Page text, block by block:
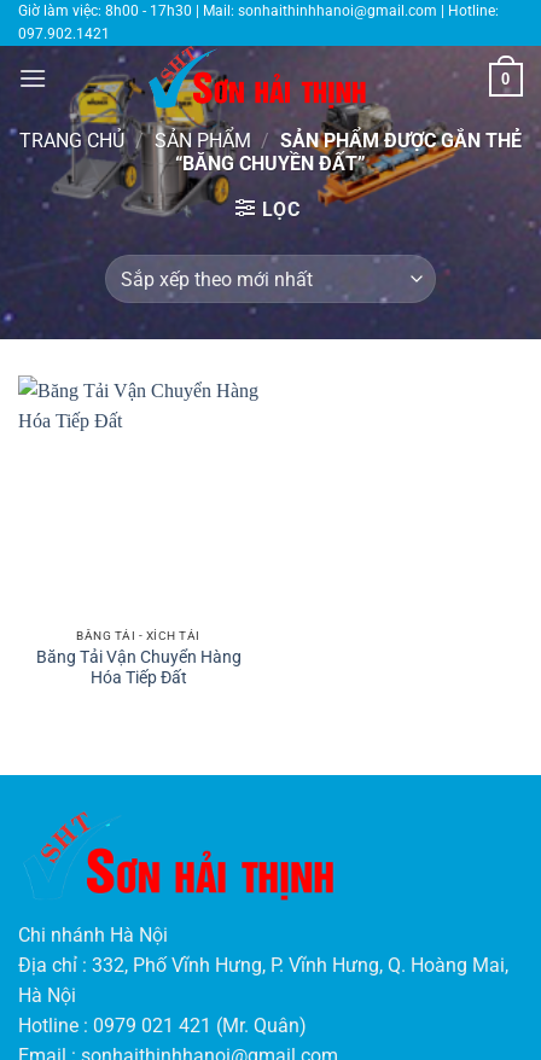
Bỏ
qua
nội
Giờ làm việc: 8h00 - 17h30 | Mail: sonhaithinhhanoi@gmail.com | Hotline:
097.902.1421
0
TRANG CHỦ / SẢN PHẨM / SẢN PHẨM ĐƯỢC GẮN THẺ
“BĂNG CHUYỀN ĐẤT”
LỌC
BĂNG TẢI - XÍCH TẢI
Băng Tải Vận Chuyển Hàng
Hóa Tiếp Đất
Chi nhánh Hà Nội
Địa chỉ : 332, Phố Vĩnh Hưng, P. Vĩnh Hưng, Q. Hoàng Mai,
Hà Nội
Hotline : 0979 021 421 (Mr. Quân)